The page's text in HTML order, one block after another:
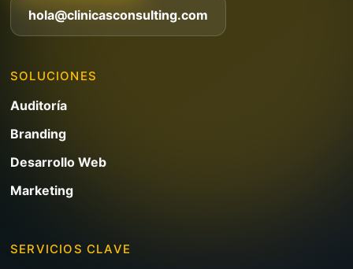
hola@clinicasconsulting.com
SOLUCIONES
Auditoría
Branding
Desarrollo Web
Marketing
SERVICIOS CLAVE